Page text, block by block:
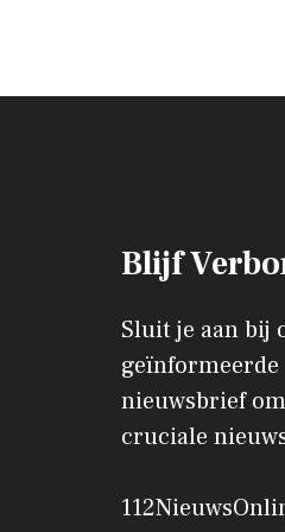
Blijf
Sluit je aan bij
geïnformeerde
nieuwsbrief
cruciale